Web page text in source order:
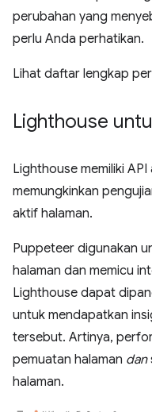
perubahan yang
perlu Anda perhatikan.
Lihat daftar lengkap
Lighthouse
Lighthouse memiliki
memungkinkan
aktif halaman.
Puppeteer digunakan
halaman dan memicu
Lighthouse dapat
untuk mendapatkan
tersebut. Artinya,
pemuatan halaman dan
halaman.